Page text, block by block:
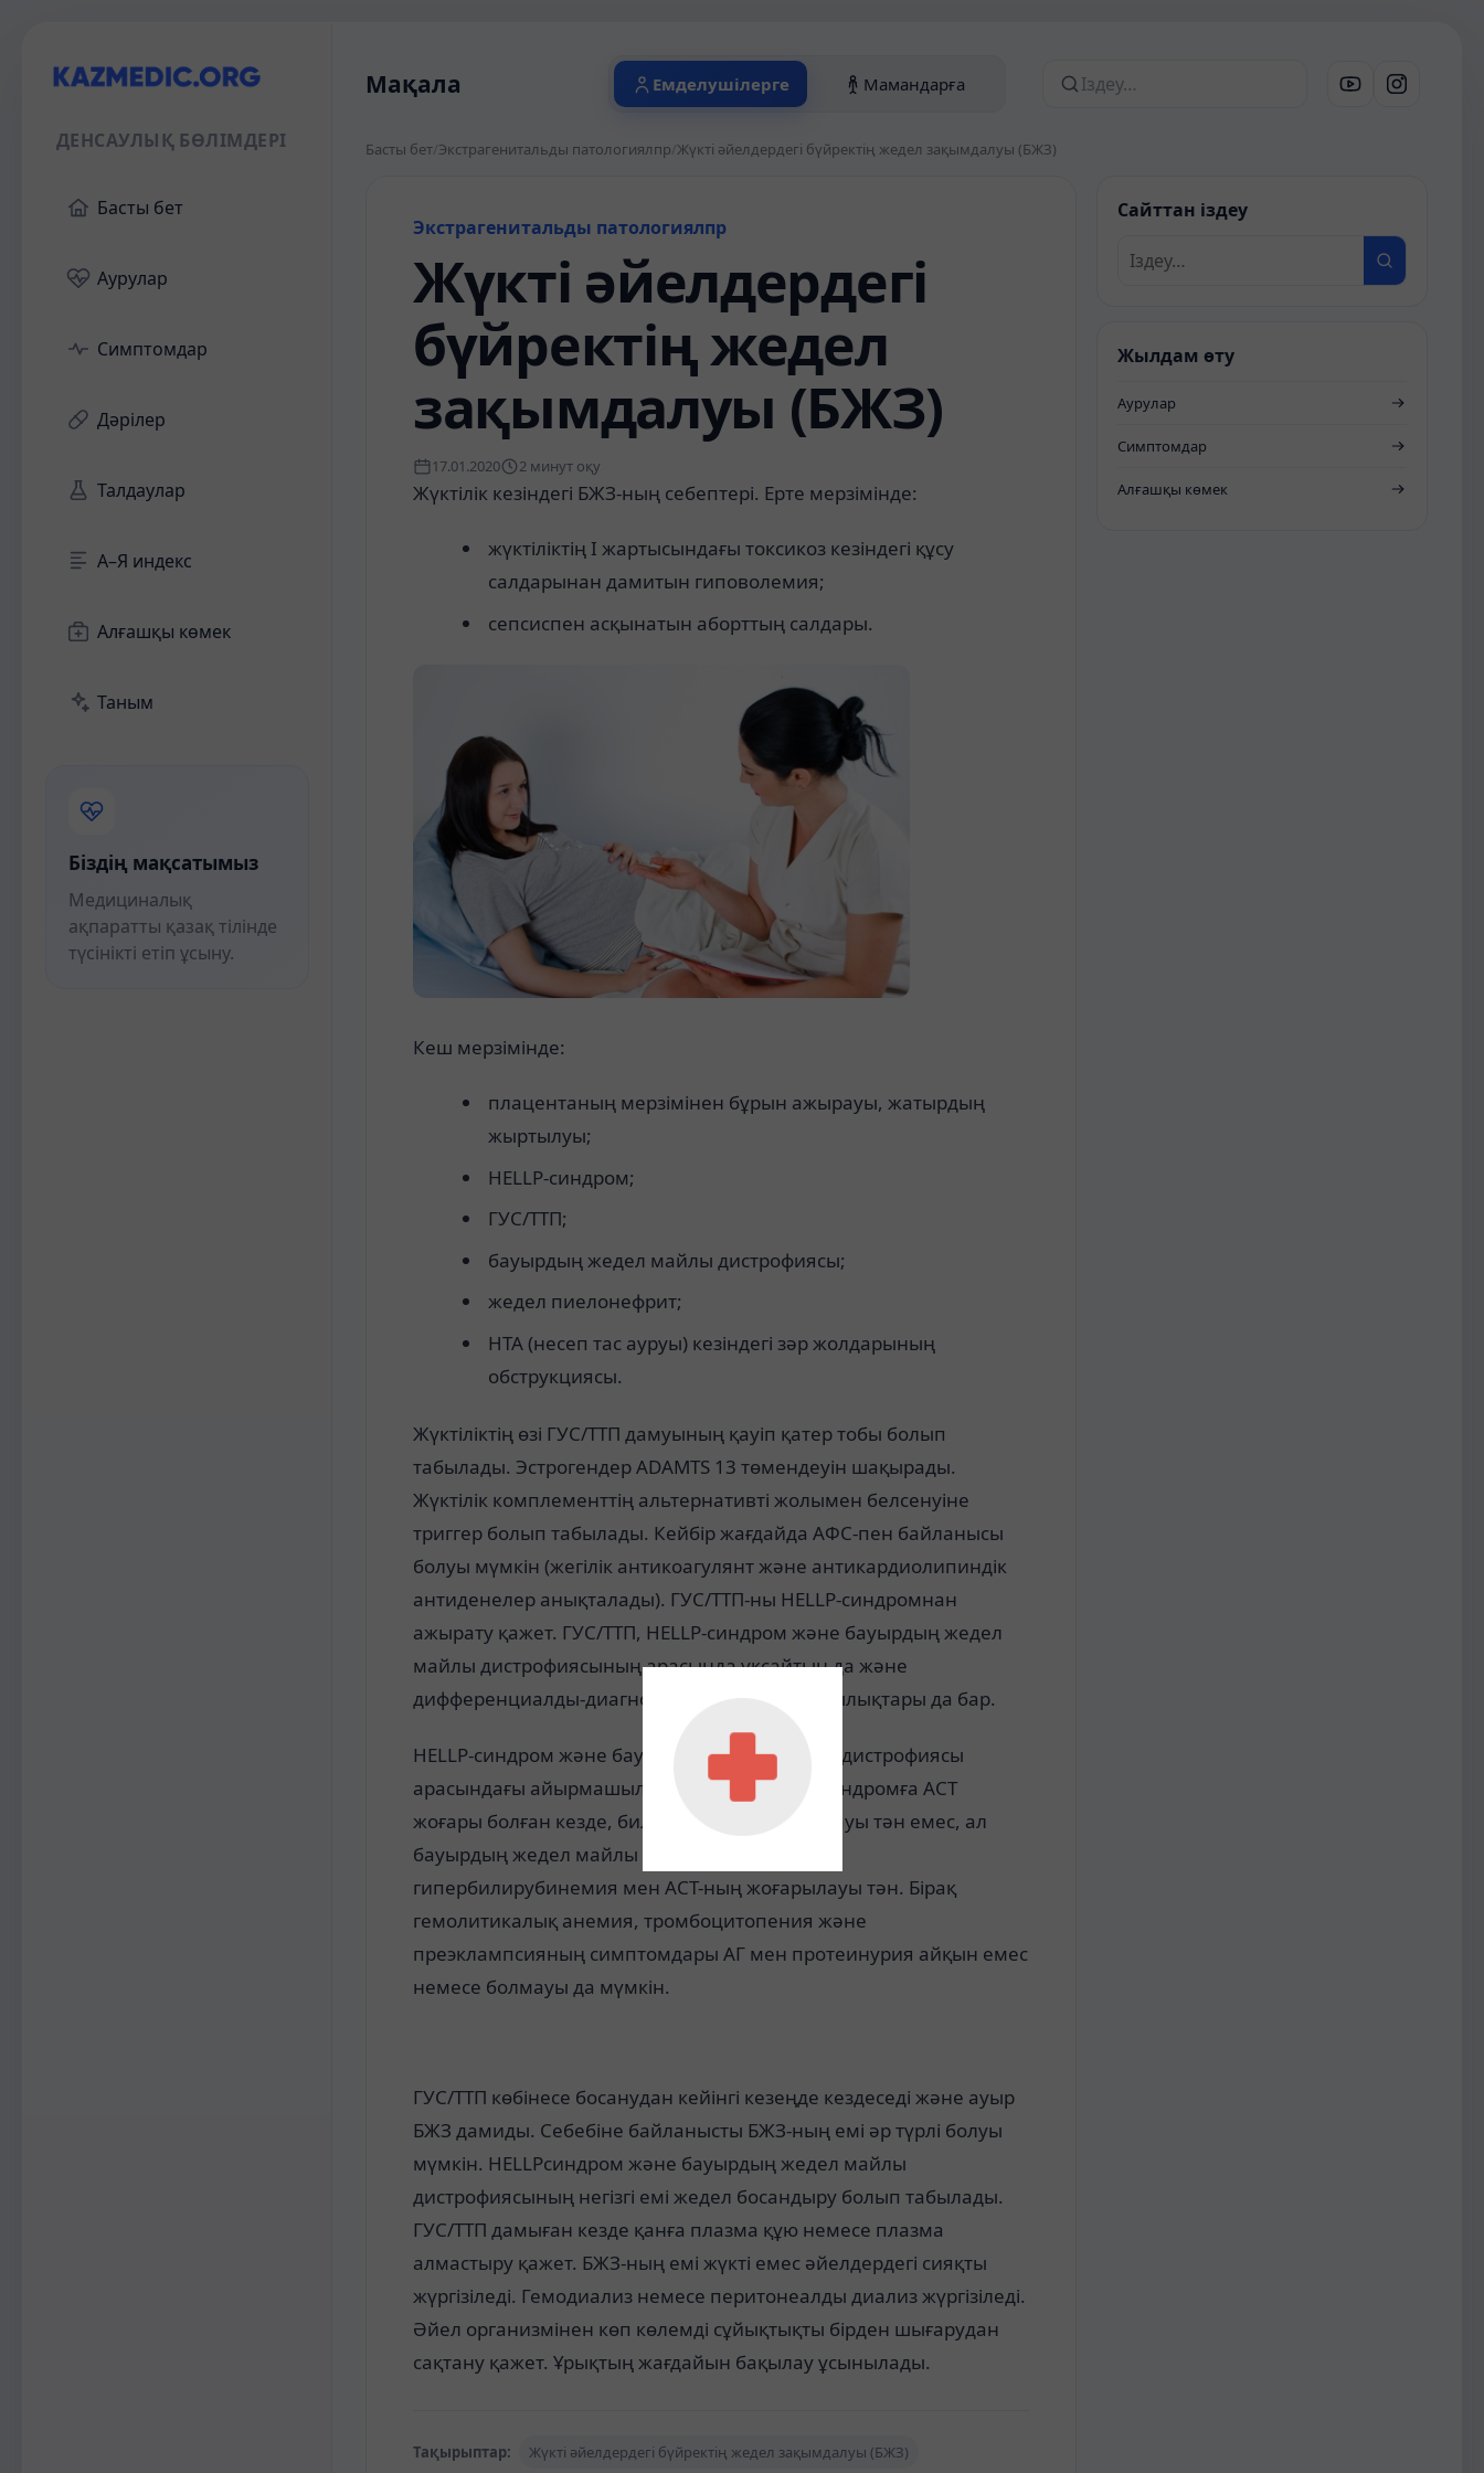
ДЕНСАУЛЫҚ БӨЛІМДЕРІ
Басты бет
Аурулар
Симптомдар
Дәрілер
Талдаулар
А–Я индекс
Алғашқы көмек
Таным
Біздің мақсатымыз
Медициналық
ақпаратты қазақ тілінде
түсінікті етіп ұсыну.
Мақала Емделушілерге Мамандарға Сайттан іздеу
Басты бет/Экстрагенитальды патологиялпр/Жүкті әйелдердегі бүйректің жедел зақымдалуы (БЖЗ)
Экстрагенитальды патологиялпр
Жүкті әйелдердегі
бүйректің жедел
зақымдалуы (БЖЗ)
17.01.2020 2 минут оқу
Жүктілік кезіндегі БЖЗ-ның себептері. Ерте мерзімінде:
жүктіліктің Ι жартысындағы токсикоз кезіндегі құсу
салдарынан дамитын гиповолемия;
сепсиспен асқынатын аборттың салдары.
Кеш мерзімінде:
плацентаның мерзімінен бұрын ажырауы, жатырдың
жыртылуы;
HELLP-синдром;
ГУС/ТТП;
бауырдың жедел майлы дистрофиясы;
жедел пиелонефрит;
НТА (несеп тас ауруы) кезіндегі зәр жолдарының
обструкциясы.
Жүктіліктің өзі ГУС/ТТП дамуының қауіп қатер тобы болып
табылады. Эстрогендер ADAMTS 13 төмендеуін шақырады.
Жүктілік комплементтің альтернативті жолымен белсенуіне
триггер болып табылады. Кейбір жағдайда АФС-пен байланысы
болуы мүмкін (жегілік антикоагулянт және антикардиолипиндік
антиденелер анықталады). ГУС/ТТП-ны HELLP-синдромнан
ажырату қажет. ГУС/ТТП, HELLP-синдром және бауырдың жедел
майлы дистрофиясының арасында ұқсайтын да және
дифференциалды-диагностикалық айырмашылықтары да бар.
HELLP-синдром және бауырдың жедел майлы дистрофиясы
арасындағы айырмашылық мынада: HELLP-синдромға АСТ
жоғары болған кезде, билирубиннің жоғарылауы тән емес, ал
бауырдың жедел майлы дистрофиясы кезінде
гипербилирубинемия мен АСТ-ның жоғарылауы тән. Бірақ
гемолитикалық анемия, тромбоцитопения және
преэклампсияның симптомдары АГ мен протеинурия айқын емес
немесе болмауы да мүмкін.
ГУС/ТТП көбінесе босанудан кейінгі кезеңде кездеседі және ауыр
БЖЗ дамиды. Себебіне байланысты БЖЗ-ның емі әр түрлі болуы
мүмкін. HELLPсиндром және бауырдың жедел майлы
дистрофиясының негізгі емі жедел босандыру болып табылады.
ГУС/ТТП дамыған кезде қанға плазма құю немесе плазма
алмастыру қажет. БЖЗ-ның емі жүкті емес әйелдердегі сияқты
жүргізіледі. Гемодиализ немесе перитонеалды диализ жүргізіледі.
Әйел организмінен көп көлемді сұйықтықты бірден шығарудан
сақтану қажет. Ұрықтың жағдайын бақылау ұсынылады.
Тақырыптар: Жүкті әйелдердегі бүйректің жедел зақымдалуы (БЖЗ)
Сайттан іздеу
Жылдам өту
Аурулар
Симптомдар
Алғашқы көмек